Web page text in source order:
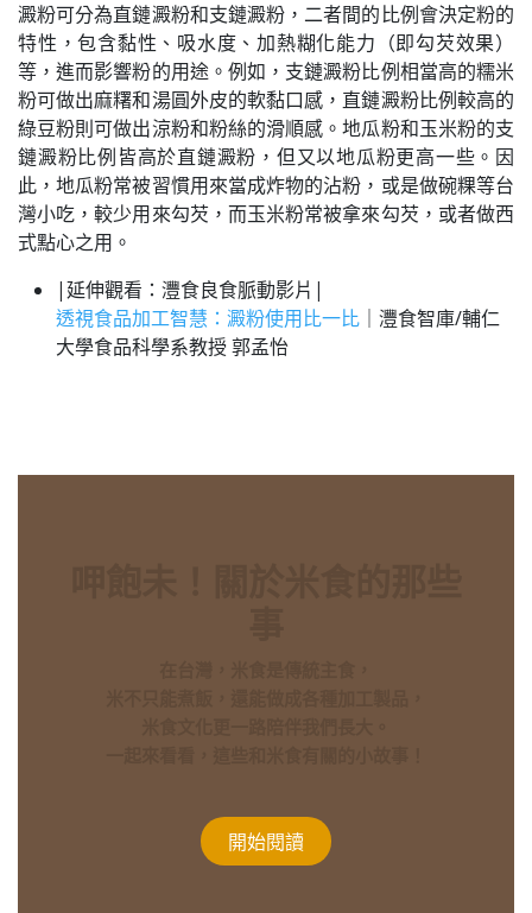
澱粉可分為直鏈澱粉和支鏈澱粉，二者間的比例會決定粉的
特性，包含黏性、吸水度、加熱糊化能力（即勾芡效果）
等，進而影響粉的用途。例如，支鏈澱粉比例相當高的糯米
粉可做出麻糬和湯圓外皮的軟黏口感，直鏈澱粉比例較高的
綠豆粉則可做出涼粉和粉絲的滑順感。地瓜粉和玉米粉的支
鏈澱粉比例皆高於直鏈澱粉，但又以地瓜粉更高一些。因
此，地瓜粉常被習慣用來當成炸物的沾粉，或是做碗粿等台
灣小吃，較少用來勾芡，而玉米粉常被拿來勾芡，或者做西
式點心之用。
|延伸觀看：灃食良食脈動影片|
透視食品加工智慧：澱粉使用比一比 ｜灃食智庫/輔仁
大學食品科學系教授 郭孟怡
開始​​閱​​讀